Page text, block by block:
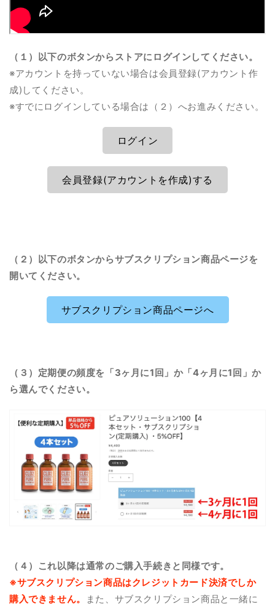
（１）以下のボタンからストアにログインしてください。
※アカウントを持っていない場合は会員登録(アカウント作
成)してください。
※すでにログインしている場合は（２）へお進みください。
ログイン
会員登録(アカウントを作成)する
（２）以下のボタンからサブスクリプション商品ページを
開いてください。
サブスクリプション商品ページへ
（３）定期便の頻度を「3ヶ月に1回」か「4ヶ月に1回」か
ら選んでください。
（４）これ以降は通常のご購入手続きと同様です。
※サブスクリプション商品はクレジットカード決済でしか
購入できません。
また、サブスクリプション商品と一緒に